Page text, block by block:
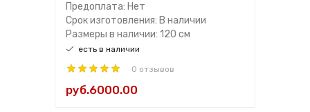
Предоплата: Нет
Срок изготовления: В наличии
Размеры в наличии: 120 см
есть в наличии
0 отзывов
руб.6000.00